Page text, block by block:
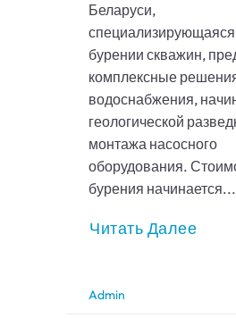
Беларуси,
бурении скважин,
комплексные
водоснабжения,
геологической
монтажа насосного
оборудования.
бурения начинается...
Читать Далее
Admin